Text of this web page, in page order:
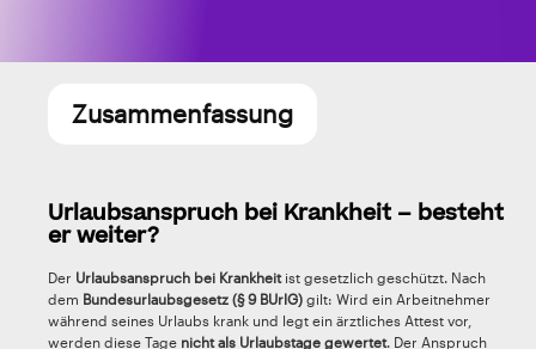
Zusammenfassung
Urlaubsanspruch bei Krankheit – besteht
er weiter?
Der Urlaubsanspruch bei Krankheitist gesetzlich geschützt. Nach
dem Bundesurlaubsgesetz (§ 9 BUrlG) gilt: Wird ein Arbeitnehmer
während seines Urlaubs krank und legt ein ärztliches Attest vor,
werden diese Tage nicht als Urlaubstage gewertet. Der Anspruch